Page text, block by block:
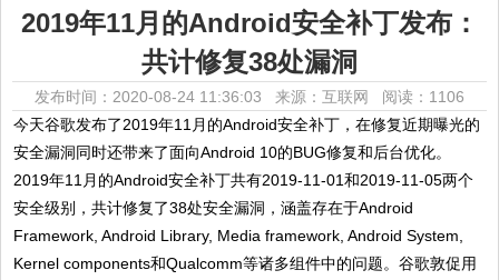
2019年11月的Android安全补丁发布：
共计修复38处漏洞
发布时间：2020-08-24 11:36:03 来源：互联网 阅读：1106
今天谷歌发布了2019年11月的Android安全补丁，在修复近期曝光的
安全漏洞同时还带来了面向Android 10的BUG修复和后台优化。
2019年11月的Android安全补丁共有2019-11-01和2019-11-05两个
安全级别，共计修复了38处安全漏洞，涵盖存在于Android
Framework, Android Library, Media framework, Android System,
Kernel components和Qualcomm等诸多组件中的问题。谷歌敦促用